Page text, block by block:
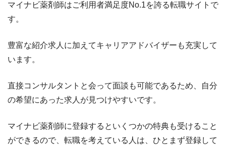
マイナビ薬剤師はご利用者満足度No.1を誇る転職サイトで
す。
豊富な紹介求人に加えてキャリアアドバイザーも充実して
います。
直接コンサルタントと会って面談も可能であるため、自分
の希望にあった求人が見つけやすいです。
マイナビ薬剤師に登録するといくつかの特典も受けること
ができるので、転職を考えている人は、ひとまず登録して